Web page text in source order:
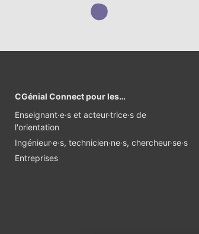
CGénial Connect pour les…
Enseignant·e·s et acteur·trice·s de
l'orientation
Ingénieur·e·s, technicien·ne·s, chercheur·se·s
Entreprises